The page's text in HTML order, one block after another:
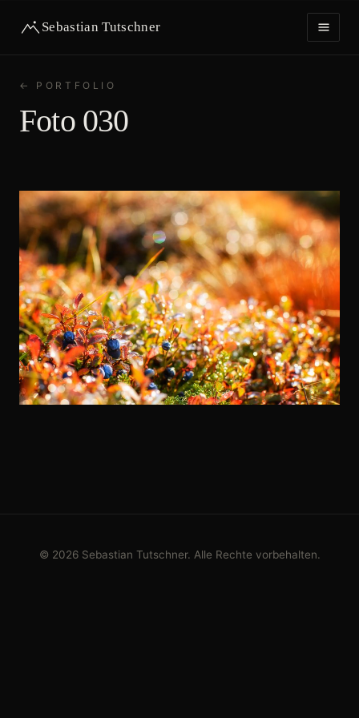
Sebastian Tutschner
HOME
PORTFOLIO
← PORTFOLIO
Foto 030
© 2026 Sebastian Tutschner. Alle Rechte vorbehalten.